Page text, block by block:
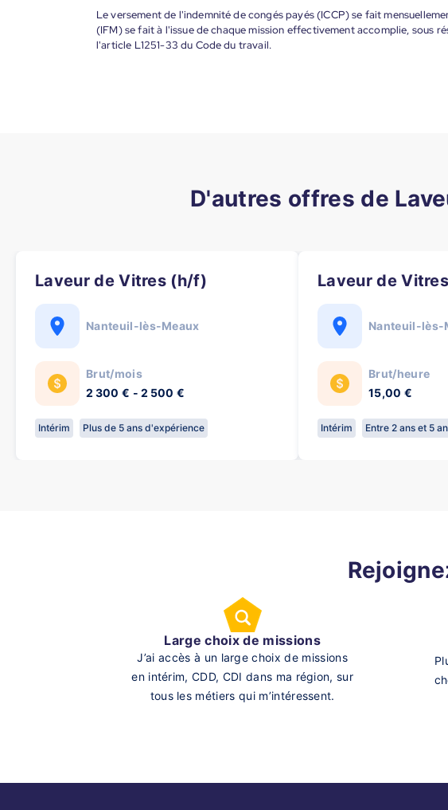
Le versement de l'indemnité de congés payés (ICCP) se fait
(IFM) se fait à l'issue de chaque mission effectivement accomplie, sous
l'article L1251-33 du Code du travail.
D'autres offres de
Laveur de Vitres (h/f)
Nanteuil-lès-Meaux
Brut/mois
2 300 € - 2 500 €
Intérim Plus de 5 ans d'expérience
Laveur de
Nanteuil-lès-
Brut/heure
15,00 €
Intérim Entre 2 ans et 5
Large choix de missions
J’ai accès à un large choix de missions
en intérim, CDD, CDI dans ma région, sur
tous les métiers qui m’intéressent.